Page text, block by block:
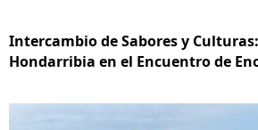
Intercambio de Sabores y
Hondarribia en el Encuentro de